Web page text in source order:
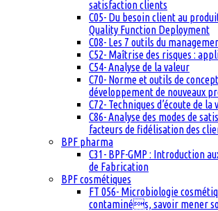
satisfaction clients
C05- Du besoin client au
Quality Function Deployment
C08- Les 7 outils du
C52- Maîtrise des risques :
C54- Analyse de la valeur
C70- Norme et outils de
développement de nouveaux
C72- Techniques d’écoute de
C86- Analyse des modes de
facteurs de fidélisation des
BPF pharma
C31- BPF-GMP : Introduction
de Fabrication
BPF cosmétiques
FT 056- Microbiologie
contaminés, savoir mener